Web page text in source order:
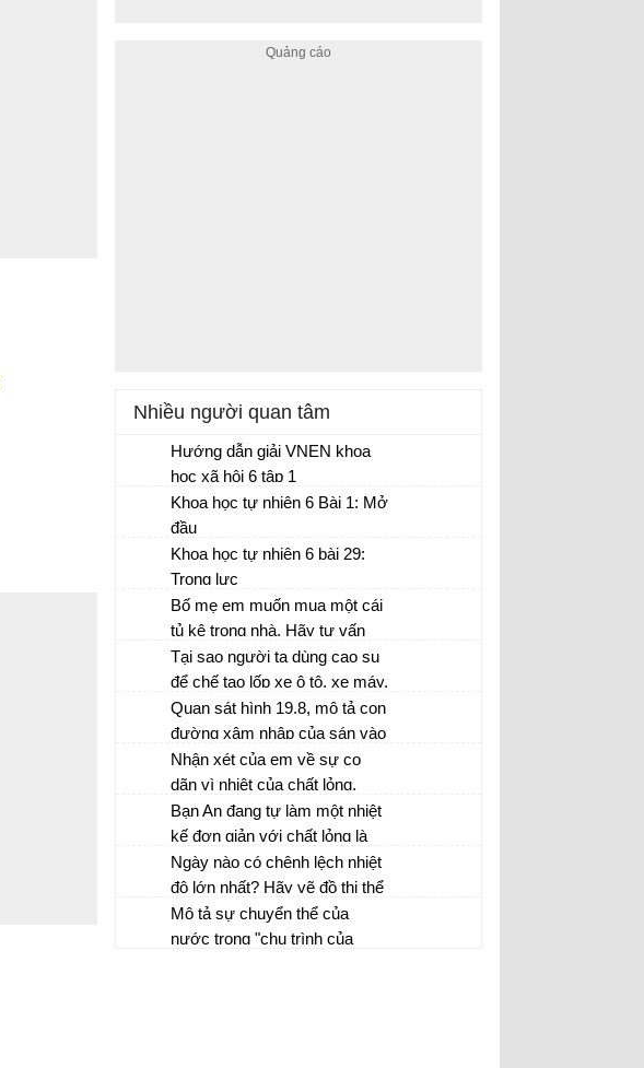
Nhiều người quan tâm
Hướng dẫn giải VNEN khoa
học xã hội 6 tập 1
Khoa học tự nhiên 6 Bài 1: Mở
đầu
Khoa học tự nhiên 6 bài 29:
Trọng lực
Bố mẹ em muốn mua một cái
tủ kê trong nhà. Hãy tư vấn
cho bố mẹ về kích thước cái
tủ và giải thích tại sao lại như
vậy?
Tại sao người ta dùng cao su
để chế tạo lốp xe ô tô, xe máy,
xe đạp,... ?
Quan sát hình 19.8, mô tả con
đường xâm nhập của sán vào
cơ thể người và động vật
Nhận xét của em về sự co
dãn vì nhiệt của chất lỏng,
chất rắn?
Bạn An đang tự làm một nhiệt
kế đơn giản với chất lỏng là
nước. Bạn định tạo ra một
thang chia độ từ -50°C đến
120°C...
Ngày nào có chênh lệch nhiệt
độ lớn nhất? Hãy vẽ đồ thị thể
hiện sự biến thiên nhiệt độ cao
nhất và thấp nhất...
Mô tả sự chuyển thể của
nước trong "chu trình của